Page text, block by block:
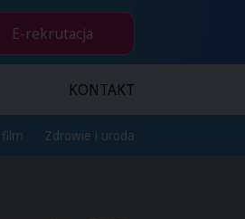
E-rekrutacja
KONTAKT
film Zdrowie i uroda